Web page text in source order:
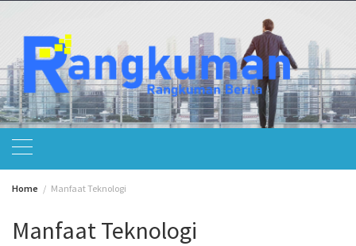
content
Home Manfaat Teknologi
Manfaat Teknologi